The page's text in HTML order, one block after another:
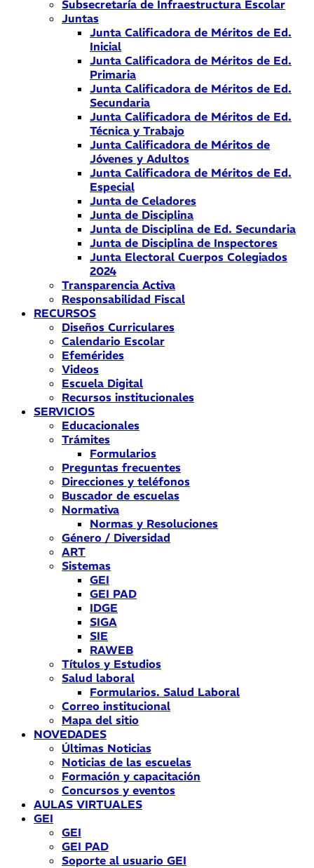
Subsecretaría de Infraestructura Escolar
Juntas
Junta Calificadora de Méritos de Ed.
Inicial
Junta Calificadora de Méritos de Ed.
Primaria
Junta Calificadora de Méritos de Ed.
Secundaria
Junta Calificadora de Méritos de Ed.
Técnica y Trabajo
Junta Calificadora de Méritos de
Jóvenes y Adultos
Junta Calificadora de Méritos de Ed.
Especial
Junta de Celadores
Junta de Disciplina
Junta de Disciplina de Ed. Secundaria
Junta de Disciplina de Inspectores
Junta Electoral Cuerpos Colegiados
2024
Transparencia Activa
Responsabilidad Fiscal
RECURSOS
Diseños Curriculares
Calendario Escolar
Efemérides
Videos
Escuela Digital
Recursos institucionales
SERVICIOS
Educacionales
Trámites
Formularios
Preguntas frecuentes
Direcciones y teléfonos
Buscador de escuelas
Normativa
Normas y Resoluciones
Género / Diversidad
ART
Sistemas
GEI
GEI PAD
IDGE
SIGA
SIE
RAWEB
Títulos y Estudios
Salud laboral
Formularios. Salud Laboral
Correo institucional
Mapa del sitio
NOVEDADES
Últimas Noticias
Noticias de las escuelas
Formación y capacitación
Concursos y eventos
AULAS VIRTUALES
GEI
GEI
GEI PAD
Soporte al usuario GEI